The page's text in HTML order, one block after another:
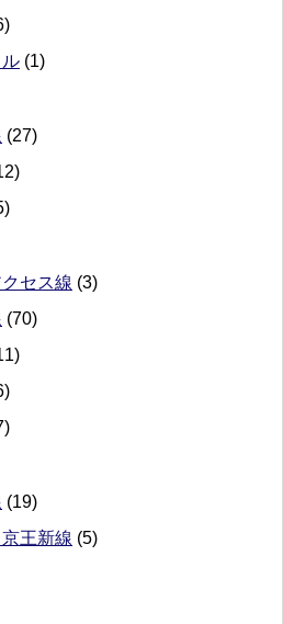
(1)
(27)
セス線 (3)
(70)
(19)
王新線 (5)